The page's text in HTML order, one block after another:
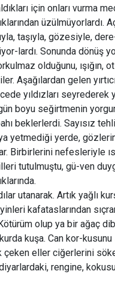
için onları vurma
üzülmüyorlardı.
taşıyla, gözesiyle,
lardı. Sonunda dönüş
olduğunu, ışığın,
Aşağılardan gelen
yıldızları seyrederek
boyu seğirtmenin
beklerlerdi. Sayısız
yetmediği yerde,
Birbirlerini nefesleriyle
tutulmuştu, gü-ven
utanarak. Artık yağlı
kafataslarından
olup ya bir ağaç
kuşa. Can kor-
eller ciğerlerini
rengine,